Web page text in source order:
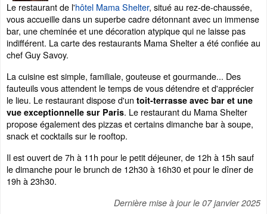
Le restaurant de l'hôtel Mama Shelter, situé au rez-de-chaussée,
vous accueille dans un superbe cadre détonnant avec un immense
bar, une cheminée et une décoration atypique qui ne laisse pas
indifférent. La carte des restaurants Mama Shelter a été confiée au
chef Guy Savoy.
La cuisine est simple, familiale, gouteuse et gourmande... Des
fauteuils vous attendent le temps de vous détendre et d'apprécier
le lieu. Le restaurant dispose d'un toit-terrasse avec bar et une
vue exceptionnelle sur Paris. Le restaurant du Mama Shelter
propose également des pizzas et certains dimanche bar à soupe,
snack et cocktails sur le rooftop.
Il est ouvert de 7h à 11h pour le petit déjeuner, de 12h à 15h sauf
le dimanche pour le brunch de 12h30 à 16h30 et pour le dîner de
19h à 23h30.
Dernière mise à jour le 07 janvier 2025